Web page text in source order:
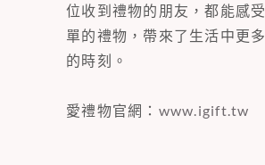
位收到禮物的朋友，都能感
單的禮物，帶來了生活中更
的時刻。
愛禮物官網： www.igift.tw